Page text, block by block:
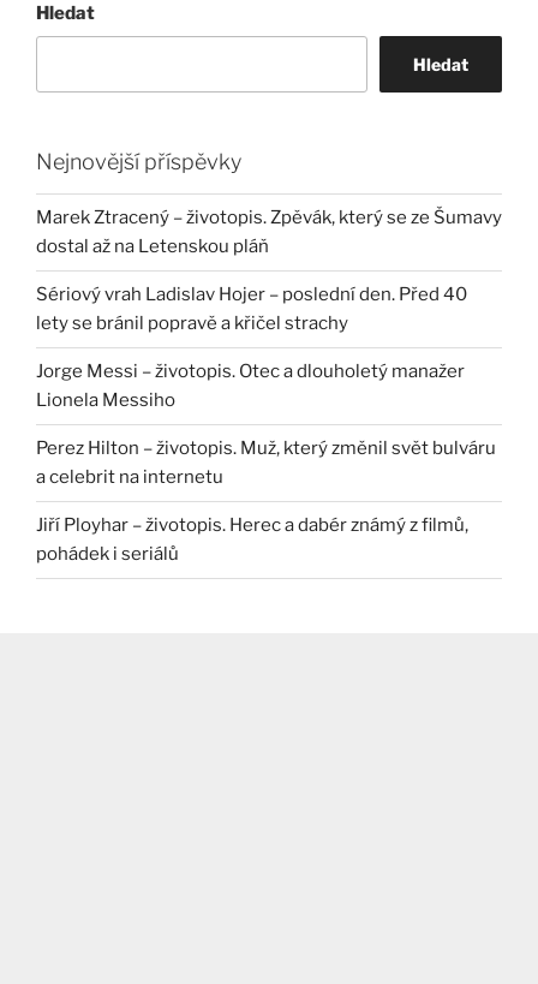
Hledat
Hledat
Nejnovější příspěvky
Marek Ztracený – životopis. Zpěvák, který se ze Šumavy
dostal až na Letenskou pláň
Sériový vrah Ladislav Hojer – poslední den. Před 40
lety se bránil popravě a křičel strachy
Jorge Messi – životopis. Otec a dlouholetý manažer
Lionela Messiho
Perez Hilton – životopis. Muž, který změnil svět bulváru
a celebrit na internetu
Jiří Ployhar – životopis. Herec a dabér známý z filmů,
pohádek i seriálů